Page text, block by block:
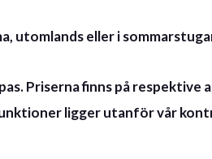
utomlands eller i
Priserna finns på respektive
ligger utanför vår